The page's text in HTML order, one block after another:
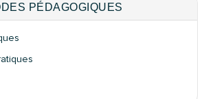
PÉDAGOGIQUES